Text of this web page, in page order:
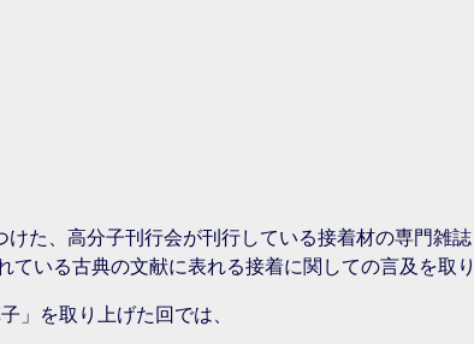
けた、高分子刊行会が刊行している接着材の専門雑
いる古典の文献に表れる接着に関しての言及を取
」を取り上げた回では、